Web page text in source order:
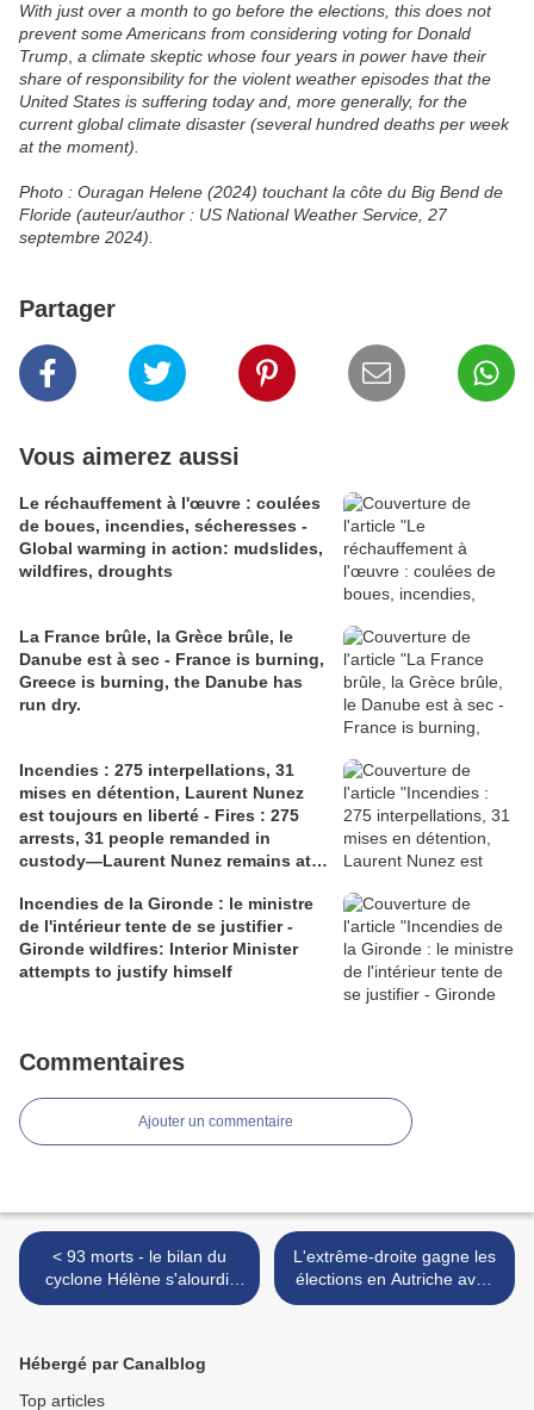
With just over a month to go before the elections, this does not
prevent some Americans from considering voting for Donald
Trump a climate skeptic whose four years in power have their
share of responsibility for the violent weather episodes that the
United States is suffering today and, more generally, for the
current global climate disaster (several hundred deaths per week
at the moment).
Photo : Ouragan Helene (2024) touchant la côte du Big Bend de
Floride (auteur/author : US National Weather Service, 27
septembre 2024).
Partager
Vous aimerez aussi
Le réchauffement à l'œuvre : coulées
de boues, incendies, sécheresses -
Global warming in action: mudslides,
wildfires, droughts
La France brûle, la Grèce brûle, le
Danube est à sec - France is burning,
Greece is burning, the Danube has
run dry.
Incendies : 275 interpellations, 31
mises en détention, Laurent Nunez
est toujours en liberté - Fires : 275
arrests, 31 people remanded in
custody—Laurent Nunez remains at
Incendies de la Gironde : le ministre
de l'intérieur tente de se justifier -
Gironde wildfires: Interior Minister
attempts to justify himself
Commentaires
Ajouter un commentaire
< 93 morts - le bilan du
cyclone Hélène s'alourdit
chaque jour un peu plus -
more each day
L'extrême-droite gagne les
élections en Autriche avec
un climatosceptique à sa
Hébergé par Canalblog
Top articles